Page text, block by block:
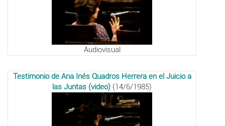
Audiovisual
Testimonio de Ana Inés Quadros Herrera en el Juicio a
las Juntas (video) (14/6/1985)